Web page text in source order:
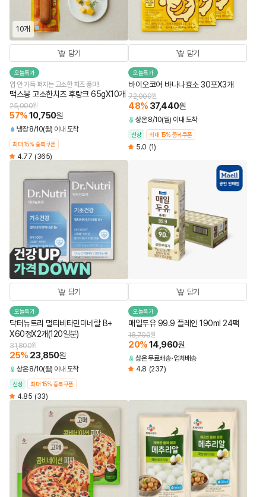
10개
담기
오늘특가
입 안 가득 퍼지는 고소한 치즈 풍미!
맥스봉 고소한치즈 후랑크 65gX10개
25,000원
57%10,750원
냉장 8/10(월) 이내 도착
최대 15% 중복쿠폰
4.77 (365)
담기
오늘특가
바이오코어 바나나효소 30포X3개
72,000원
48% 37,440원
상온 8/10(월) 이내 도착
신상 최대 15% 중복쿠폰
5.0 (1)
담기
오늘특가
닥터뉴트리 멀티비타민미네랄 B+
X60정X2개(120일분)
31,800원
25% 23,850원
상온 8/10(월) 이내 도착
신상 최대 15% 중복쿠폰
4.85 (33)
담기
오늘특가
매일두유 99.9 플레인 190ml 24팩
18,700원
20%14,960원
상온무료배송 업체배송
4.8 (237)